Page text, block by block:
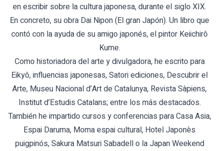
en escribir sobre la cultura japonesa, durante el siglo XIX.
En concreto, su obra Dai Nipon (El gran Japón). Un libro que
contó con la ayuda de su amigo japonés, el pintor Keiichirô
Kume.
Como historiadora del arte y divulgadora, he escrito para
Eikyô, influencias japonesas, Satori ediciones, Descubrir el
Arte, Museu Nacional d’Art de Catalunya, Revista Sàpiens,
Institut d’Estudis Catalans; entre los más destacados.
También he impartido cursos y conferencias para Casa Asia,
Espai Daruma, Moma espai cultural, Hotel Japonès
puigpinós, Sakura Matsuri Sabadell o la Japan Weekend